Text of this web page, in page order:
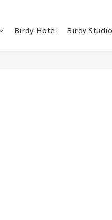
Birdy Hotel Birdy Studio